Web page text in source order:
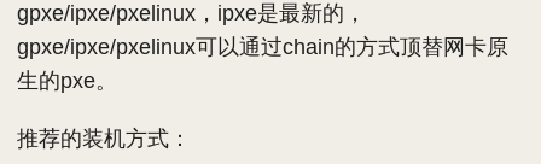
gpxe/ipxe/pxelinux，ipxe是最新的，
gpxe/ipxe/pxelinux可以通过chain的方式顶替网卡原
生的pxe。
推荐的装机方式：